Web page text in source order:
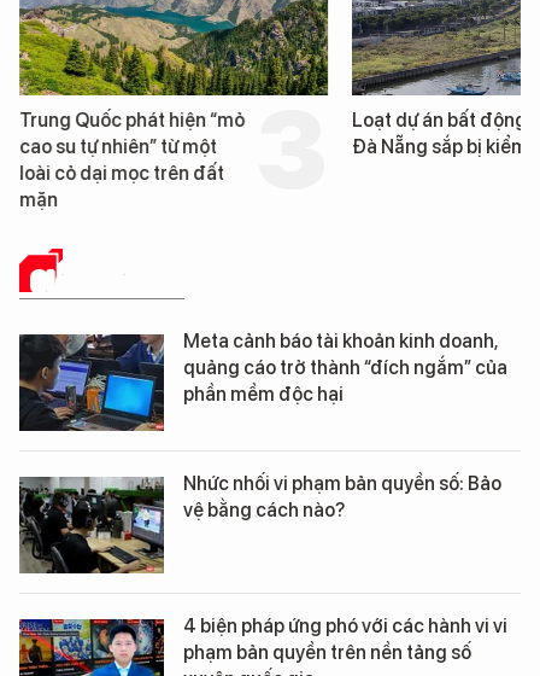
Trung Quốc phát hiện “mỏ
cao su tự nhiên” từ một
loài cỏ dại mọc trên đất
mặn
Loạt dự án bất động
Đà Nẵng sắp bị kiểm
GIẢI PHÁP SỐ
Meta cảnh báo tài khoản kinh doanh,
quảng cáo trở thành “đích ngắm” của
phần mềm độc hại
Nhức nhối vi phạm bản quyền số: Bảo
vệ bằng cách nào?
4 biện pháp ứng phó với các hành vi vi
phạm bản quyền trên nền tảng số